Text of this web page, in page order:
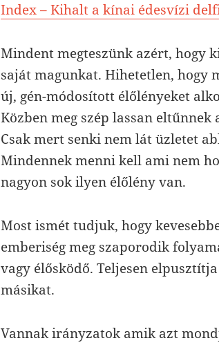
Index – Kihalt a kínai édesvízi
Mindent megteszünk azért, hogy
saját magunkat. Hihetetlen, hogy
új, gén-módosított élőlényeket
Közben meg szép lassan
Csak mert senki nem lát üzletet
Mindennek menni kell ami nem
nagyon sok ilyen élőlény van.
Most ismét tudjuk, hogy
emberiség meg szaporodik
vagy élősködő. Teljesen
másikat.
Vannak irányzatok amik azt